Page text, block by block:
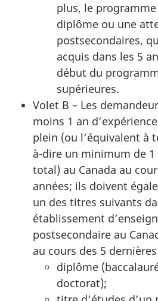
plus, le programme
diplôme ou une
postsecondaires,
acquis dans les 5
début du
supérieures.
Volet B – Les
moins 1 an
plein (ou l’équivalent à
à-dire un minimum de 1
total) au Canada au
années; ils doivent
un des titres suivants
établissement
postsecondaire au
au cours des 5
diplôme
doctorat);